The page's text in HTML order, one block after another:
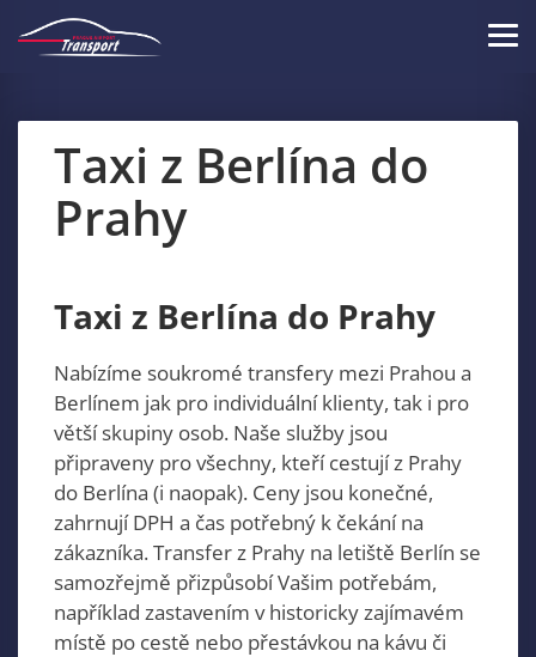
Taxi z Berlína do
Prahy
Taxi z Berlína do Prahy
Nabízíme soukromé transfery mezi Prahou a
Berlínem jak pro individuální klienty, tak i pro
větší skupiny osob. Naše služby jsou
připraveny pro všechny, kteří cestují z Prahy
do Berlína (i naopak). Ceny jsou konečné,
zahrnují DPH a čas potřebný k čekání na
zákazníka. Transfer z Prahy na letiště Berlín se
samozřejmě přizpůsobí Vašim potřebám,
například zastavením v historicky zajímavém
místě po cestě nebo přestávkou na kávu či